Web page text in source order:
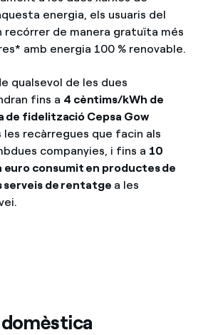
energia, els usuaris del
recórrer de manera gratuïta més
amb energia 100 % renovable.
qualsevol de les dues
fins a 4 cèntims/kWh de
de fidelització Cepsa Gow
recàrregues que facin als
companyies, i fins a 10
euro consumit en productes de
serveis de rentatge a les